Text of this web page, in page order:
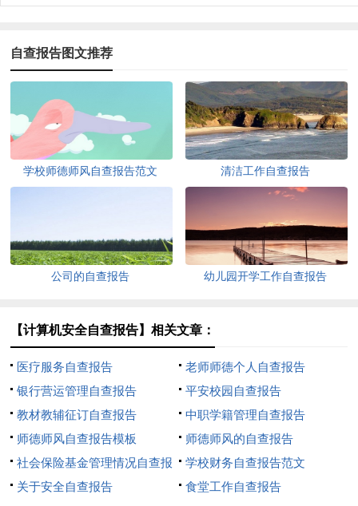
自查报告图文推荐
学校师德师风自查报告范文 清洁工作自查报告
公司的自查报告 幼儿园开学工作自查报告
【计算机安全自查报告】相关文章：
医疗服务自查报告
老师师德个人自查报告
银行营运管理自查报告
平安校园自查报告
教材教辅征订自查报告
中职学籍管理自查报告
师德师风自查报告模板
师德师风的自查报告
社会保险基金管理情况自查报
告
学校财务自查报告范文
关于安全自查报告
食堂工作自查报告